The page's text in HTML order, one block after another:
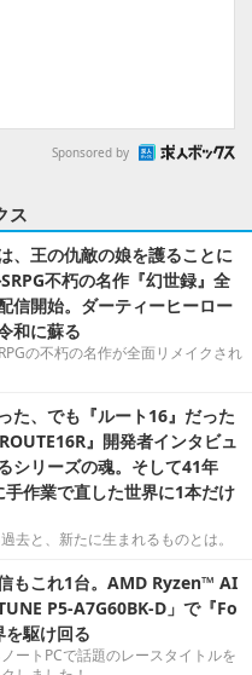
Sponsored by
ス
、王の仇敵の娘を護ることに
不朽の名作『幻世録』全
信開始。ダーティーヒーロー
和に蘇る
の不朽の名作が全面リメイクされ
た、でも『ルート16』だった
』開発者インタビュ
シリーズの魂。そして41年
作業で直した世界に1本だけ
去と、新たに生まれるものとは。
もこれ1台。AMD Ryzen™ AI
P5-A7G60BK-D」で『Fo
駆け回る
ートPCで話題のレースタイトルを